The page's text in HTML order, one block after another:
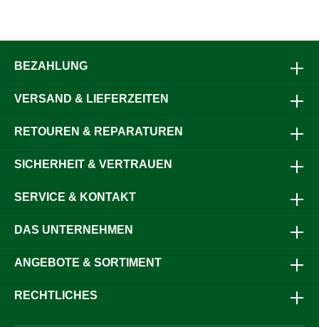
BEZAHLUNG
VERSAND & LIEFERZEITEN
RETOUREN & REPARATUREN
SICHERHEIT & VERTRAUEN
SERVICE & KONTAKT
DAS UNTERNEHMEN
ANGEBOTE & SORTIMENT
RECHTLICHES